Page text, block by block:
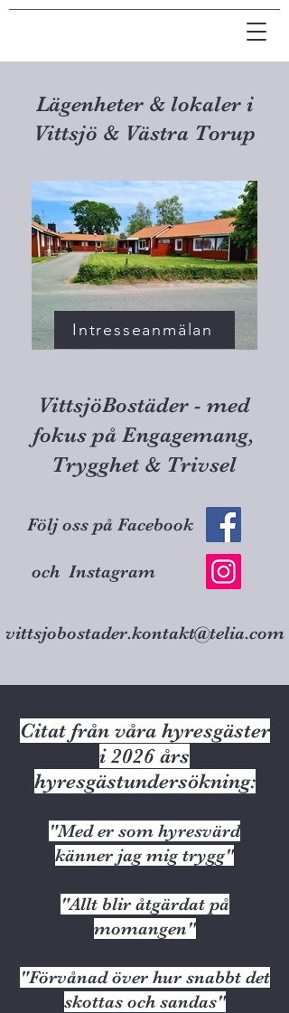
Lägenheter & lokaler i
Vittsjö & Västra Torup
Intresseanmälan
VittsjöBostäder - med
fokus på Engagemang,
Trygghet & Trivsel
Följ oss på Facebook
och Instagram
vittsjobostader.kontakt@telia.com
Citat från våra hyresgäster
i 2026 års
hyresgästundersökning:
"Med er som hyresvärd
känner jag mig trygg"
"Allt blir åtgärdat på
momangen"
"Förvånad över hur snabbt det
skottas och sandas"